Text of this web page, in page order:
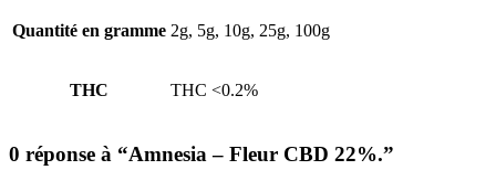
Quantité en gramme 2g, 5g, 10g, 25g, 100g
THC THC <0.2%
0 réponse à “Amnesia – Fleur CBD 22%.”